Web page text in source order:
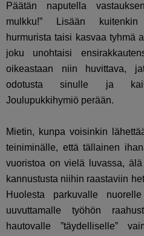
Päätän naputella
mulkku!” Lisään kuitenkin
hurmurista taisi kasvaa tyhmä
joku unohtaisi
oikeastaan niin huvittava,
odotusta sinulle ja
Joulupukkihymiö perään.
Mietin, kunpa voisinkin
teiniminälle, että tällainen
vuoristoa on vielä luvassa,
kannustusta niihin raastaviin
Huolesta parkuvalle
uuvuttamalle työhön
hautovalle ”täydelliselle”